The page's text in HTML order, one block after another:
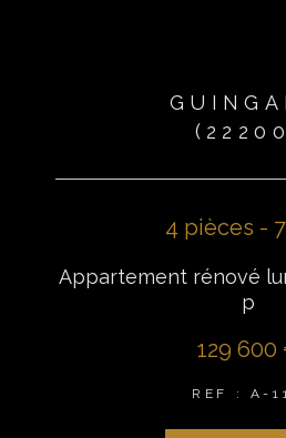
4 pièces -
Appartement rénové
p
129 600
REF : A-